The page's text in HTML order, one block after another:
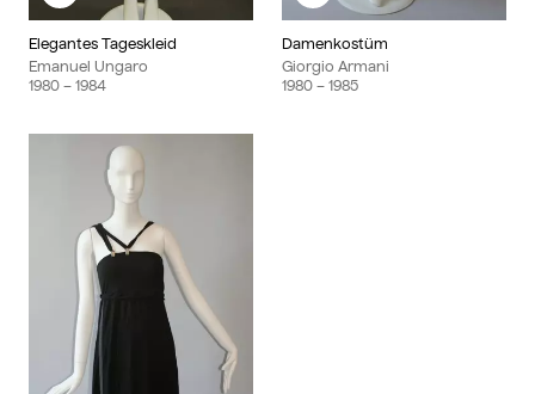
Elegantes Tageskleid
Emanuel Ungaro
1980 – 1984
Damenkostüm
Giorgio Armani
1980 – 1985